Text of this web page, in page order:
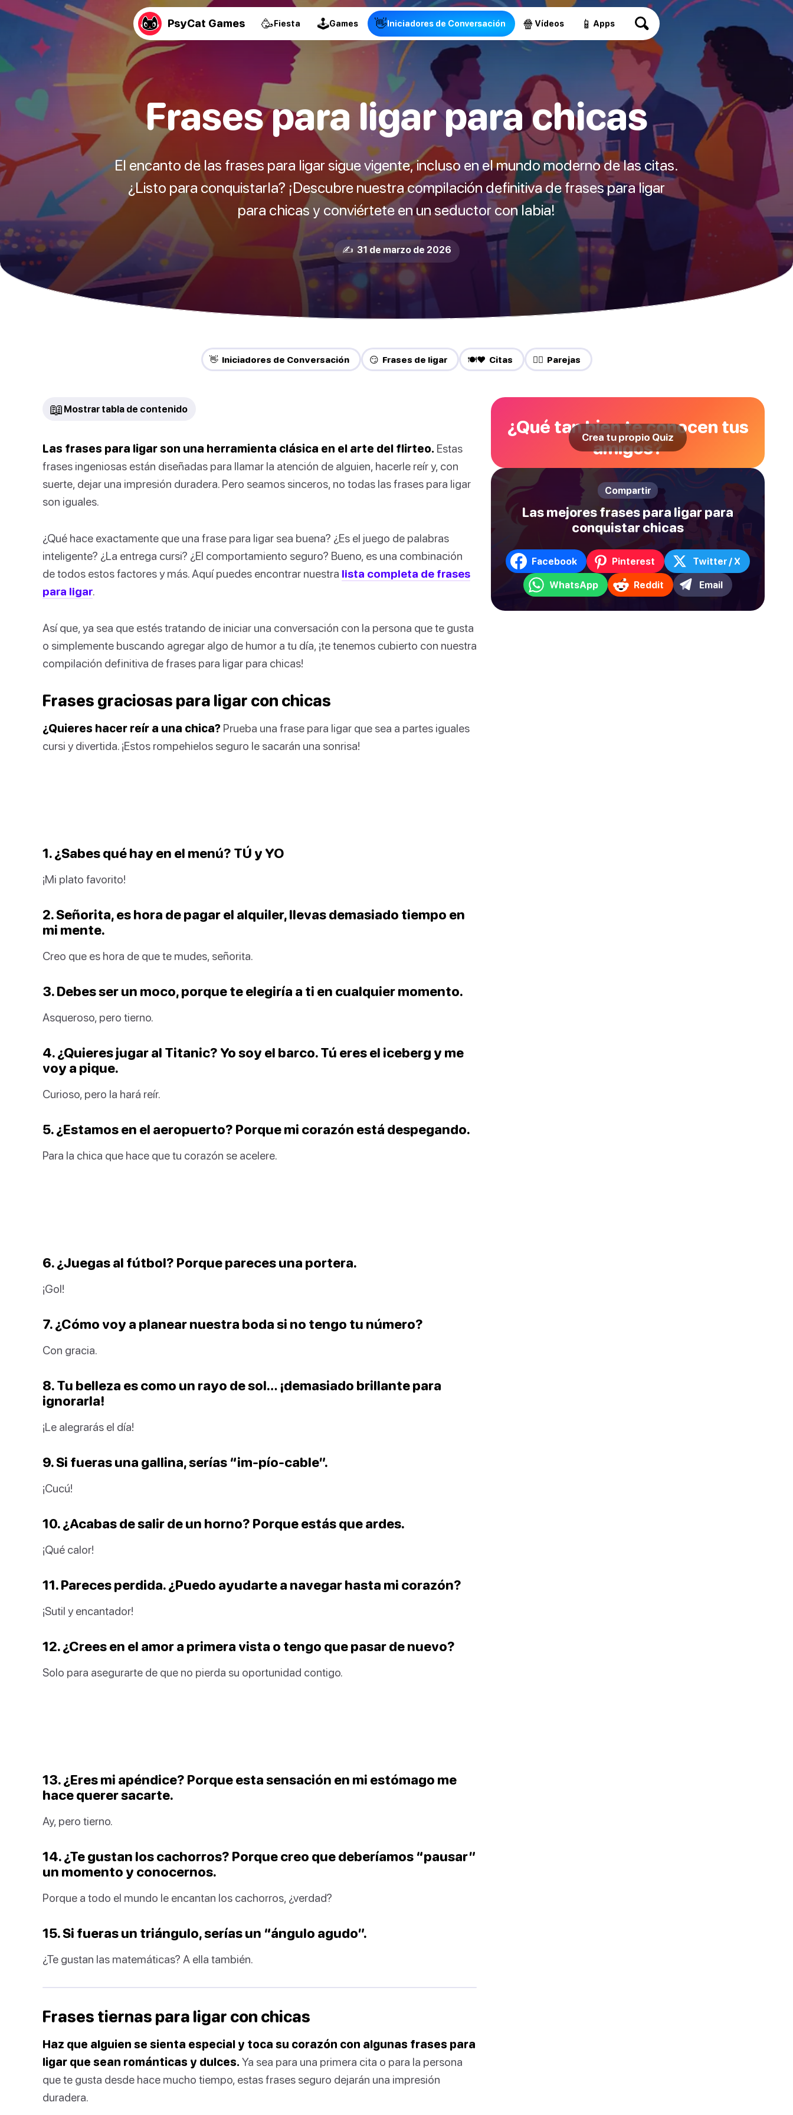
PsyCat Games 🥳Fiesta 🕹Games 👋Iniciadores de Conversación 🍿 Vídeos 📱 Apps
Frases para ligar para chicas
El encanto de las frases para ligar sigue vigente, incluso en el mundo moderno de las citas.
¿Listo para conquistarla? ¡Descubre nuestra compilación definitiva de frases para ligar
para chicas y conviértete en un seductor con labia!
✍️ 31 de marzo de 2026
👋 Iniciadores de Conversación 😏 Frases de ligar 🍽️❤️ Citas ❤️‍🔥 Parejas
📖 Mostrar tabla de contenido
Las frases para ligar son una herramienta clásica en el arte del flirteo. Estas
frases ingeniosas están diseñadas para llamar la atención de alguien, hacerle reír y, con
suerte, dejar una impresión duradera. Pero seamos sinceros, no todas las frases para ligar
son iguales.
¿Qué hace exactamente que una frase para ligar sea buena? ¿Es el juego de palabras
inteligente? ¿La entrega cursi? ¿El comportamiento seguro? Bueno, es una combinación
de todos estos factores y más. Aquí puedes encontrar nuestra lista completa de frases
para ligar.
Así que, ya sea que estés tratando de iniciar una conversación con la persona que te gusta
o simplemente buscando agregar algo de humor a tu día, ¡te tenemos cubierto con nuestra
compilación definitiva de frases para ligar para chicas!
Frases graciosas para ligar con chicas
¿Quieres hacer reír a una chica? Prueba una frase para ligar que sea a partes iguales
cursi y divertida. ¡Estos rompehielos seguro le sacarán una sonrisa!
1. ¿Sabes qué hay en el menú? TÚ y YO
¡Mi plato favorito!
2. Señorita, es hora de pagar el alquiler, llevas demasiado tiempo en
mi mente.
Creo que es hora de que te mudes, señorita.
3. Debes ser un moco, porque te elegiría a ti en cualquier momento.
Asqueroso, pero tierno.
4. ¿Quieres jugar al Titanic? Yo soy el barco. Tú eres el iceberg y me
voy a pique.
Curioso, pero la hará reír.
5. ¿Estamos en el aeropuerto? Porque mi corazón está despegando.
Para la chica que hace que tu corazón se acelere.
6. ¿Juegas al fútbol? Porque pareces una portera.
¡Gol!
7. ¿Cómo voy a planear nuestra boda si no tengo tu número?
Con gracia.
8. Tu belleza es como un rayo de sol… ¡demasiado brillante para
ignorarla!
¡Le alegrarás el día!
9. Si fueras una gallina, serías “im-pío-cable”.
¡Cucú!
10. ¿Acabas de salir de un horno? Porque estás que ardes.
¡Qué calor!
11. Pareces perdida. ¿Puedo ayudarte a navegar hasta mi corazón?
¡Sutil y encantador!
12. ¿Crees en el amor a primera vista o tengo que pasar de nuevo?
Solo para asegurarte de que no pierda su oportunidad contigo.
13. ¿Eres mi apéndice? Porque esta sensación en mi estómago me
hace querer sacarte.
Ay, pero tierno.
14. ¿Te gustan los cachorros? Porque creo que deberíamos “pausar”
un momento y conocernos.
Porque a todo el mundo le encantan los cachorros, ¿verdad?
15. Si fueras un triángulo, serías un “ángulo agudo”.
¿Te gustan las matemáticas? A ella también.
Frases tiernas para ligar con chicas
Haz que alguien se sienta especial y toca su corazón con algunas frases para
ligar que sean románticas y dulces. Ya sea para una primera cita o para la persona
que te gusta desde hace mucho tiempo, estas frases seguro dejarán una impresión
duradera.
¿Qué tan bien te conocen tus
amigos?
Crea tu propio Quiz
Compartir
Las mejores frases para ligar para
conquistar chicas
Facebook Pinterest Twitter / X
WhatsApp Reddit Email